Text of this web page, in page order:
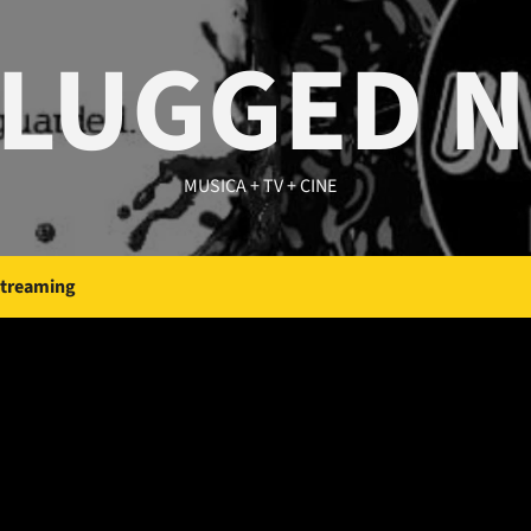
MUSICA + TV + CINE